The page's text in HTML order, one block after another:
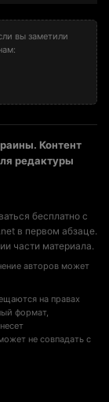
вы заметили
Контент
редактуры
бесплатно с
в первом абзаце.
части материала.
авторов может
на правах
формат,
не совпадать с